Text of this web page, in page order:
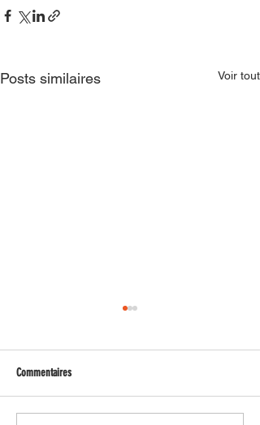
Posts similaires Voir tout
Commentaires